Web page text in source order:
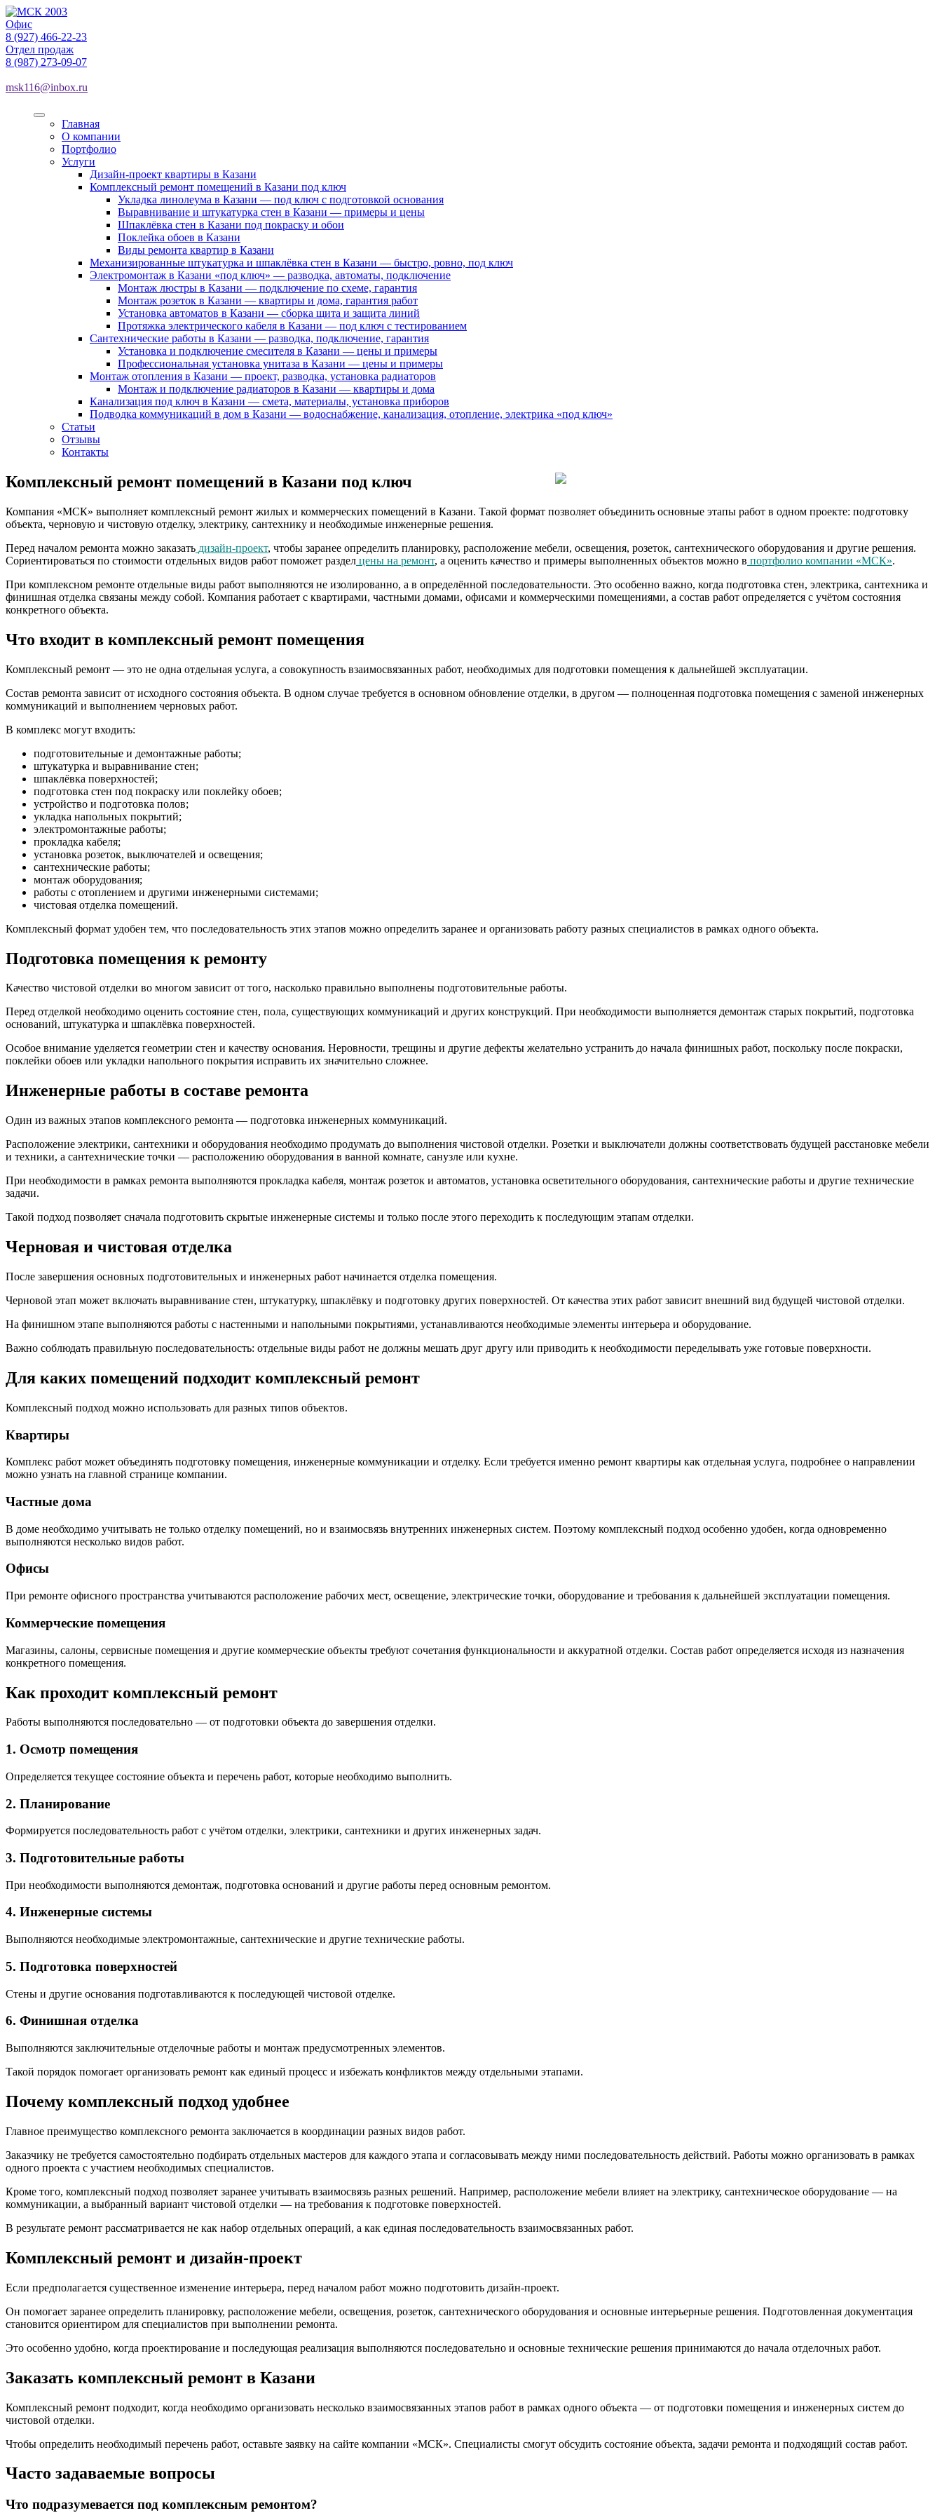
Офис
8 (927) 466-22-23
Отдел продаж
8 (987) 273-09-07
msk116@inbox.ru
Главная
О компании
Портфолио
Услуги
Дизайн-проект квартиры в Казани
Комплексный ремонт помещений в Казани под ключ
Укладка линолеума в Казани — под ключ с подготовкой основания
Выравнивание и штукатурка стен в Казани — примеры и цены
Шпаклёвка стен в Казани под покраску и обои
Поклейка обоев в Казани
Виды ремонта квартир в Казани
Механизированные штукатурка и шпаклёвка стен в Казани — быстро, ровно, под ключ
Электромонтаж в Казани «под ключ» — разводка, автоматы, подключение
Монтаж люстры в Казани — подключение по схеме, гарантия
Монтаж розеток в Казани — квартиры и дома, гарантия работ
Установка автоматов в Казани — сборка щита и защита линий
Протяжка электрического кабеля в Казани — под ключ с тестированием
Сантехнические работы в Казани — разводка, подключение, гарантия
Установка и подключение смесителя в Казани — цены и примеры
Профессиональная установка унитаза в Казани — цены и примеры
Монтаж отопления в Казани — проект, разводка, установка радиаторов
Монтаж и подключение радиаторов в Казани — квартиры и дома
Канализация под ключ в Казани — смета, материалы, установка приборов
Подводка коммуникаций в дом в Казани — водоснабжение, канализация, отопление, электрика «под ключ»
Статьи
Отзывы
Контакты
Комплексный ремонт помещений в Казани под ключ
Компания «МСК» выполняет комплексный ремонт жилых и коммерческих помещений в Казани. Такой формат позволяет объединить основные этапы работ в одном проекте: подготовку
объекта, черновую и чистовую отделку, электрику, сантехнику и необходимые инженерные решения.
Перед началом ремонта можно заказать дизайн-проект, чтобы заранее определить планировку, расположение мебели, освещения, розеток, сантехнического оборудования и другие решения.
Сориентироваться по стоимости отдельных видов работ поможет раздел цены на ремонт, а оценить качество и примеры выполненных объектов можно в портфолио компании «МСК».
При комплексном ремонте отдельные виды работ выполняются не изолированно, а в определённой последовательности. Это особенно важно, когда подготовка стен, электрика, сантехника и
финишная отделка связаны между собой. Компания работает с квартирами, частными домами, офисами и коммерческими помещениями, а состав работ определяется с учётом состояния
конкретного объекта.
Что входит в комплексный ремонт помещения
Комплексный ремонт — это не одна отдельная услуга, а совокупность взаимосвязанных работ, необходимых для подготовки помещения к дальнейшей эксплуатации.
Состав ремонта зависит от исходного состояния объекта. В одном случае требуется в основном обновление отделки, в другом — полноценная подготовка помещения с заменой инженерных
коммуникаций и выполнением черновых работ.
В комплекс могут входить:
подготовительные и демонтажные работы;
штукатурка и выравнивание стен;
шпаклёвка поверхностей;
подготовка стен под покраску или поклейку обоев;
устройство и подготовка полов;
укладка напольных покрытий;
электромонтажные работы;
прокладка кабеля;
установка розеток, выключателей и освещения;
сантехнические работы;
монтаж оборудования;
работы с отоплением и другими инженерными системами;
чистовая отделка помещений.
Комплексный формат удобен тем, что последовательность этих этапов можно определить заранее и организовать работу разных специалистов в рамках одного объекта.
Подготовка помещения к ремонту
Качество чистовой отделки во многом зависит от того, насколько правильно выполнены подготовительные работы.
Перед отделкой необходимо оценить состояние стен, пола, существующих коммуникаций и других конструкций. При необходимости выполняется демонтаж старых покрытий, подготовка
оснований, штукатурка и шпаклёвка поверхностей.
Особое внимание уделяется геометрии стен и качеству основания. Неровности, трещины и другие дефекты желательно устранить до начала финишных работ, поскольку после покраски,
поклейки обоев или укладки напольного покрытия исправить их значительно сложнее.
Инженерные работы в составе ремонта
Один из важных этапов комплексного ремонта — подготовка инженерных коммуникаций.
Расположение электрики, сантехники и оборудования необходимо продумать до выполнения чистовой отделки. Розетки и выключатели должны соответствовать будущей расстановке мебели
и техники, а сантехнические точки — расположению оборудования в ванной комнате, санузле или кухне.
При необходимости в рамках ремонта выполняются прокладка кабеля, монтаж розеток и автоматов, установка осветительного оборудования, сантехнические работы и другие технические
задачи.
Такой подход позволяет сначала подготовить скрытые инженерные системы и только после этого переходить к последующим этапам отделки.
Черновая и чистовая отделка
После завершения основных подготовительных и инженерных работ начинается отделка помещения.
Черновой этап может включать выравнивание стен, штукатурку, шпаклёвку и подготовку других поверхностей. От качества этих работ зависит внешний вид будущей чистовой отделки.
На финишном этапе выполняются работы с настенными и напольными покрытиями, устанавливаются необходимые элементы интерьера и оборудование.
Важно соблюдать правильную последовательность: отдельные виды работ не должны мешать друг другу или приводить к необходимости переделывать уже готовые поверхности.
Для каких помещений подходит комплексный ремонт
Комплексный подход можно использовать для разных типов объектов.
Квартиры
Комплекс работ может объединять подготовку помещения, инженерные коммуникации и отделку. Если требуется именно ремонт квартиры как отдельная услуга, подробнее о направлении
можно узнать на главной странице компании.
Частные дома
В доме необходимо учитывать не только отделку помещений, но и взаимосвязь внутренних инженерных систем. Поэтому комплексный подход особенно удобен, когда одновременно
выполняются несколько видов работ.
Офисы
При ремонте офисного пространства учитываются расположение рабочих мест, освещение, электрические точки, оборудование и требования к дальнейшей эксплуатации помещения.
Коммерческие помещения
Магазины, салоны, сервисные помещения и другие коммерческие объекты требуют сочетания функциональности и аккуратной отделки. Состав работ определяется исходя из назначения
конкретного помещения.
Как проходит комплексный ремонт
Работы выполняются последовательно — от подготовки объекта до завершения отделки.
1. Осмотр помещения
Определяется текущее состояние объекта и перечень работ, которые необходимо выполнить.
2. Планирование
Формируется последовательность работ с учётом отделки, электрики, сантехники и других инженерных задач.
3. Подготовительные работы
При необходимости выполняются демонтаж, подготовка оснований и другие работы перед основным ремонтом.
4. Инженерные системы
Выполняются необходимые электромонтажные, сантехнические и другие технические работы.
5. Подготовка поверхностей
Стены и другие основания подготавливаются к последующей чистовой отделке.
6. Финишная отделка
Выполняются заключительные отделочные работы и монтаж предусмотренных элементов.
Такой порядок помогает организовать ремонт как единый процесс и избежать конфликтов между отдельными этапами.
Почему комплексный подход удобнее
Главное преимущество комплексного ремонта заключается в координации разных видов работ.
Заказчику не требуется самостоятельно подбирать отдельных мастеров для каждого этапа и согласовывать между ними последовательность действий. Работы можно организовать в рамках
одного проекта с участием необходимых специалистов.
Кроме того, комплексный подход позволяет заранее учитывать взаимосвязь разных решений. Например, расположение мебели влияет на электрику, сантехническое оборудование — на
коммуникации, а выбранный вариант чистовой отделки — на требования к подготовке поверхностей.
В результате ремонт рассматривается не как набор отдельных операций, а как единая последовательность взаимосвязанных работ.
Комплексный ремонт и дизайн-проект
Если предполагается существенное изменение интерьера, перед началом работ можно подготовить дизайн-проект.
Он помогает заранее определить планировку, расположение мебели, освещения, розеток, сантехнического оборудования и основные интерьерные решения. Подготовленная документация
становится ориентиром для специалистов при выполнении ремонта.
Это особенно удобно, когда проектирование и последующая реализация выполняются последовательно и основные технические решения принимаются до начала отделочных работ.
Заказать комплексный ремонт в Казани
Комплексный ремонт подходит, когда необходимо организовать несколько взаимосвязанных этапов работ в рамках одного объекта — от подготовки помещения и инженерных систем до
чистовой отделки.
Чтобы определить необходимый перечень работ, оставьте заявку на сайте компании «МСК». Специалисты смогут обсудить состояние объекта, задачи ремонта и подходящий состав работ.
Часто задаваемые вопросы
Что подразумевается под комплексным ремонтом?